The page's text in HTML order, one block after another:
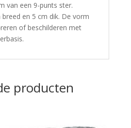
van een 9-punts ster.
en 5 cm dik. De vorm
of beschilderen met
producten